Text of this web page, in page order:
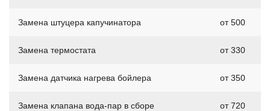
Замена штуцера капучинатора от 500
Замена термостата от 330
Замена датчика нагрева бойлера от 350
Замена клапана вода-пар в сборе от 720